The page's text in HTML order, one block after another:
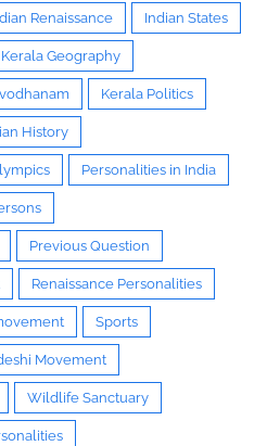
Renaissance Indian States
Kerala Geography
Kerala Politics
History
Personalities in India
Previous Question
Renaissance Personalities
Sports
Movement
Wildlife Sanctuary